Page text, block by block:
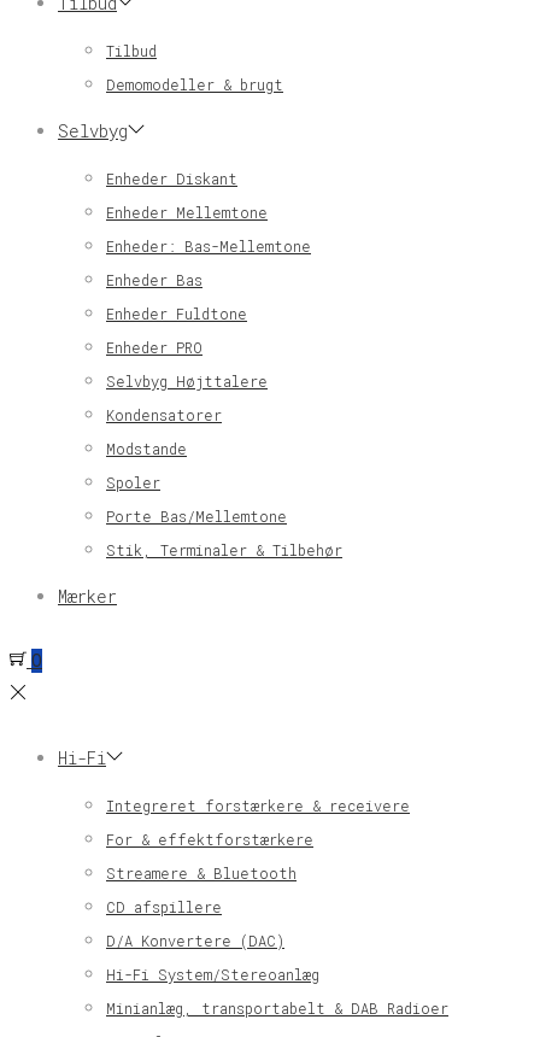
Tilbud
Demomodeller & brugt
Selvbyg
Enheder Diskant
Enheder Mellemtone
Enheder: Bas-Mellemtone
Enheder Bas
Enheder Fuldtone
Enheder PRO
Selvbyg Højttalere
Kondensatorer
Modstande
Spoler
Porte Bas/Mellemtone
Stik, Terminaler & Tilbehør
Mærker
0
Hi-Fi
Integreret forstærkere & receivere
For & effektforstærkere
Streamere & Bluetooth
CD afspillere
D/A Konvertere (DAC)
Hi-Fi System/Stereoanlæg
Minianlæg, transportabelt & DAB Radioer